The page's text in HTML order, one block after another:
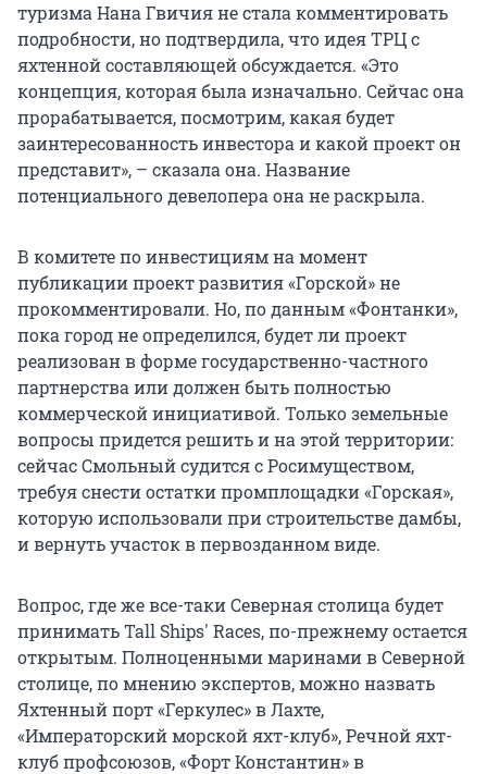
туризма Нана Гвичия не стала комментировать
подробности, но подтвердила, что идея ТРЦ с
яхтенной составляющей обсуждается. «Это
концепция, которая была изначально. Сейчас она
прорабатывается, посмотрим, какая будет
заинтересованность инвестора и какой проект он
представит», – сказала она. Название
потенциального девелопера она не раскрыла.
В комитете по инвестициям на момент
публикации проект развития «Горской» не
прокомментировали. Но, по данным «Фонтанки»,
пока город не определился, будет ли проект
реализован в форме государственно-частного
партнерства или должен быть полностью
коммерческой инициативой. Только земельные
вопросы придется решить и на этой территории:
сейчас Смольный судится с Росимуществом,
требуя снести остатки промплощадки «Горская»,
которую использовали при строительстве дамбы,
и вернуть участок в первозданном виде.
Вопрос, где же все-таки Северная столица будет
принимать Tall Ships' Races, по-прежнему остается
открытым. Полноценными маринами в Северной
столице, по мнению экспертов, можно назвать
Яхтенный порт «Геркулес» в Лахте,
«Императорский морской яхт-клуб», Речной яхт-
клуб профсоюзов, «Форт Константин» в